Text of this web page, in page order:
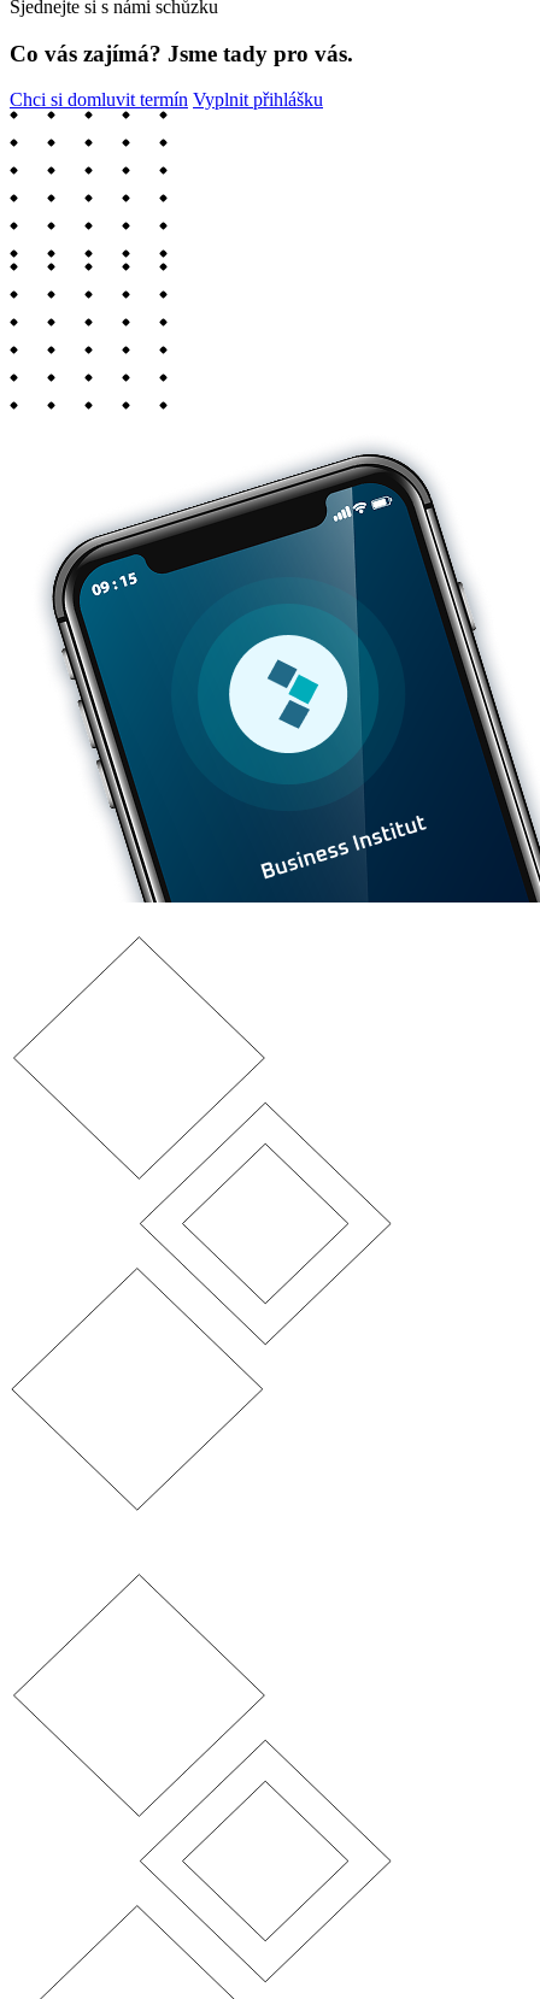
Sjednejte si s námi schůzku
Co vás zajímá? Jsme tady pro vás.
Chci si domluvit termín Vyplnit přihlášku